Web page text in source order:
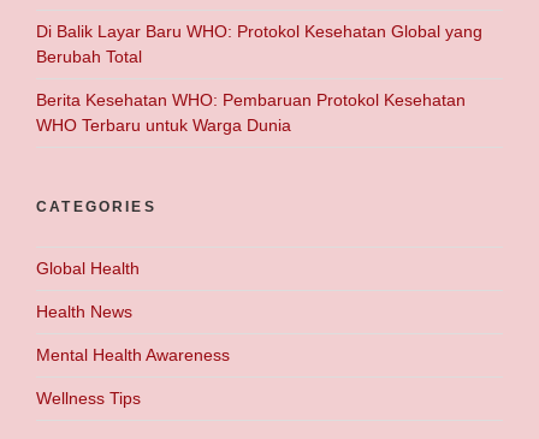
Di Balik Layar Baru WHO: Protokol Kesehatan Global yang
Berubah Total
Berita Kesehatan WHO: Pembaruan Protokol Kesehatan
WHO Terbaru untuk Warga Dunia
CATEGORIES
Global Health
Health News
Mental Health Awareness
Wellness Tips